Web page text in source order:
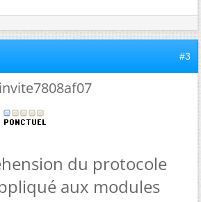
#3
invite7808af07
du protocole
aux modules